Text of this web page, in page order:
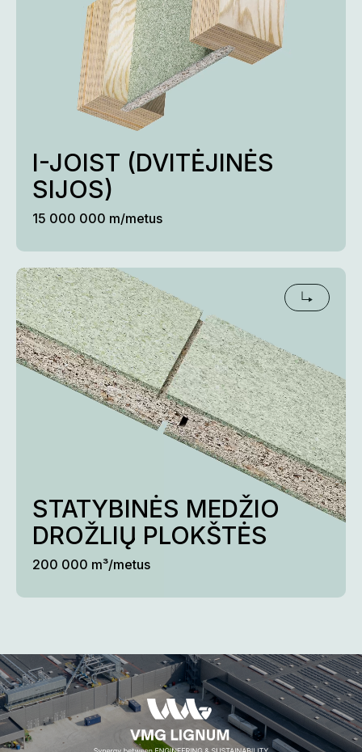
I-JOIST (DVITĖJINĖS
SIJOS)
15 000 000 m/metus
STATYBINĖS MEDŽIO
DROŽLIŲ PLOKŠTĖS
200 000 m³/metus